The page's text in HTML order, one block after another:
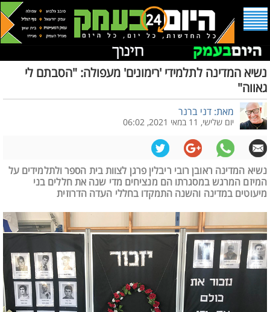
נשיא המדינה לתלמידי 'רימונים' מעפולה: "הסבתם לי
גאווה"
מאת: דני ברנר
יום שלישי, 11 במאי 2021, 06:02
נשיא המדינה ראובן רובי ריבלין פרגן לצוות בית הספר ולתלמידים על
המיזם המרגש במסגרתו הם מנציחים מדי שנה את חללים בני
מיעוטים במדינה והשנה התמקדו בחללי העדה הדרוזית